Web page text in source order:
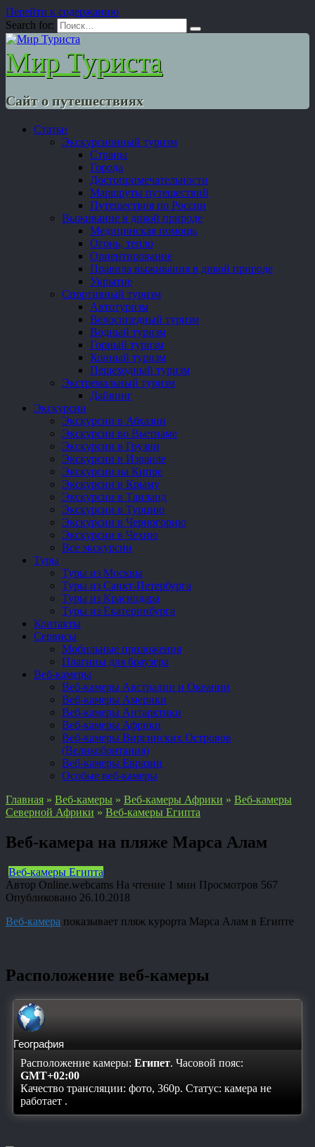
Перейти к содержанию
Search for:
Мир Туриста
Сайт о путешествиях
Статьи
Экскурсионный туризм
Страны
Города
Достопримечательности
Маршруты путешествий
Путешествия по России
Выживание в дикой природе
Медицинская помощь
Огонь, тепло
Ориентирование
Правила выживания в дикой природе
Укрытие
Спортивный туризм
Автотуризм
Велосипедный туризм
Водный туризм
Горный туризм
Конный туризм
Пешеходный туризм
Экстремальный туризм
Дайвинг
Экскурсии
Экскурсии в Абхазии
Экскурсии во Вьетнаме
Экскурсии в Грузии
Экскурсии в Израиле
Экскурсии на Кипре
Экскурсии в Крыму
Экскурсии в Таиланд
Экскурсии в Турцию
Экскурсии в Черногорию
Экскурсии в Чехию
Все экскурсии
Туры
Туры из Москвы
Туры из Санкт-Петербурга
Туры из Краснодара
Туры из Екатеринбурга
Контакты
Сервисы
Мобильные приложения
Плагины для браузера
Веб-камеры
Веб-камеры Австралии и Океании
Веб-камеры Америки
Веб-камеры Антарктики
Веб-камеры Африки
Веб-камеры Виргинских Островов
(Великобритания)
Веб-камеры Евразии
Особые веб-камеры
Главная » Веб-камеры » Веб-камеры Африки » Веб-камеры
Северной Африки » Веб-камеры Египта
Веб-камера на пляже Марса Алам
Веб-камеры Египта
Автор Online.webcams На чтение 1 мин Просмотров 567
Опубликовано 26.10.2018
Веб-камера показывает пляж курорта Марса Алам в Египте
Расположение веб-камеры
География
Расположение камеры: Египет. Часовой пояс:
GMT+02:00
Качество трансляции: фото, 360p. Статус: камера не
работает .